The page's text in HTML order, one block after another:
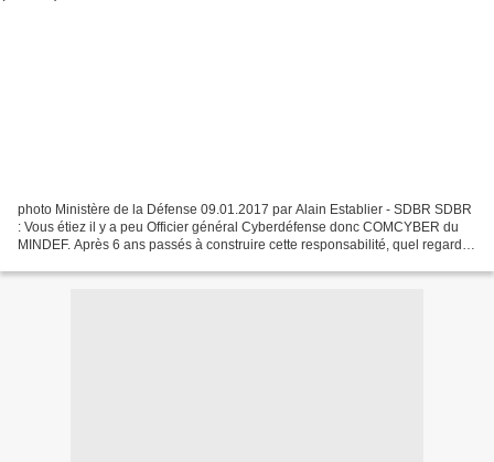
photo Ministère de la Défense 09.01.2017 par Alain Establier - SDBR SDBR
: Vous étiez il y a peu Officier général Cyberdéfense donc COMCYBER du
MINDEF. Après 6 ans passés à construire cette responsabilité, quel regard